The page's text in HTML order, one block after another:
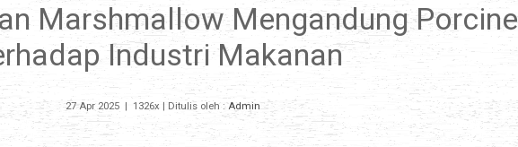
Marshmallow Mengandung Porcine
Industri Makanan
27 Apr 2025 1326x | Ditulis oleh : Admin